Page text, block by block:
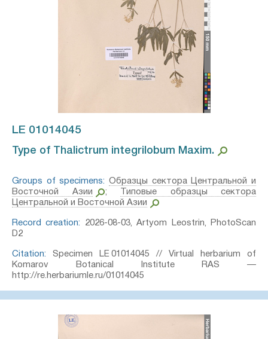
LE 01014045
Type of Thalictrum integrilobum Maxim.⁣
Groups of specimens: Образцы сектора Центральной и
Восточной Азии
;
Типовые образцы сектора
Центральной и Восточной Азии
Record creation:
2026-08-03, Artyom Leostrin, PhotoScan
D2
Citation: Specimen LE 01014045 // Virtual herbarium of
Komarov Botanical Institute RAS —
http://re.herbariumle.ru/01014045